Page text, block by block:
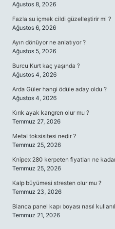
Ağustos 8, 2026
Fazla su içmek cildi güzelleştirir mi ?
Ağustos 6, 2026
Ayın dönüyor ne anlatıyor ?
Ağustos 5, 2026
Burcu Kurt kaç yaşında ?
Ağustos 4, 2026
Arda Güler hangi ödüle aday oldu ?
Ağustos 4, 2026
Kırık ayak kangren olur mu ?
Temmuz 27, 2026
Metal toksisitesi nedir ?
Temmuz 25, 2026
Knipex 280 kerpeten fiyatları ne
Temmuz 25, 2026
Kalp büyümesi stresten olur mu ?
Temmuz 23, 2026
Bianca panel kapı boyası nasıl
Temmuz 21, 2026